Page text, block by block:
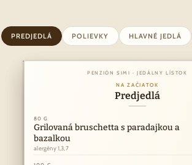
PREDJEDLÁ POLIEVKY HLAVNÉ JEDLÁ
PENZIÓN SIMI · JEDÁLNY LÍSTOK
NA ZAČIATOK
Predjedlá
80 G
Grilovaná bruschetta s paradajkou a
bazalkou
alergény 1,3,7
PENZIÓN SIMI · JEDÁLNY LÍSTOK
Z NAŠEJ KUCHYNE
Hlavné jedlá
150 G
Vyprážaný bravčový alebo kurací rezeň
alergény 1,3,7
150 G
Kurací steak